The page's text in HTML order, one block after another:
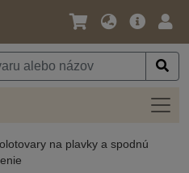
Jazyk
Mena
Hlavná
na plavky a spodnú